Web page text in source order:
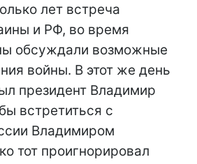
лет встреча
и РФ, во время
обсуждали возможные
войны. В этот же день
президент Владимир
встретиться с
Владимиром
тот проигнорировал